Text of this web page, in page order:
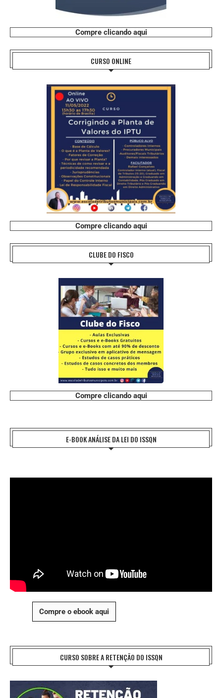
Compre clicando aqui
CURSO ONLINE
Compre clicando aqui
CLUBE DO FISCO
Compre clicando aqui
E-BOOK ANÁLISE DA LEI DO ISSQN
Compre o ebook aqui
CURSO SOBRE A RETENÇÃO DO ISSQN